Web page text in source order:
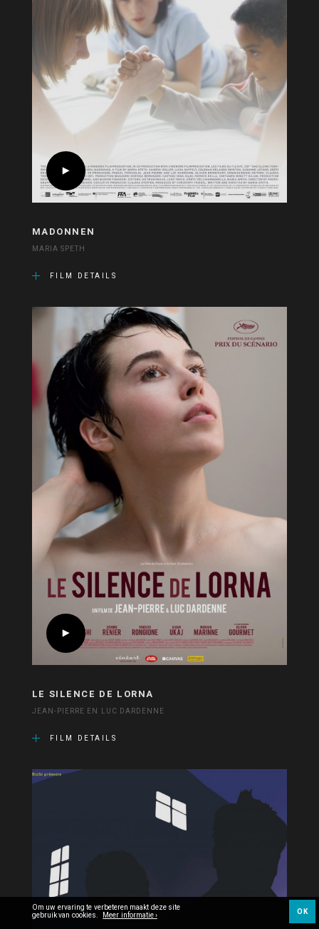
MADONNEN
MARIA SPETH
FILM DETAILS
LE SILENCE DE LORNA
JEAN-PIERRE EN LUC DARDENNE
FILM DETAILS
Om uw ervaring te verbeteren maakt deze site
gebruik van cookies. Meer informatie › OK